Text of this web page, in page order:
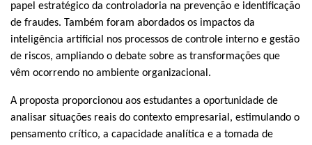
papel estratégico da controladoria na prevenção e identificação
de fraudes. Também foram abordados os impactos da
inteligência artificial nos processos de controle interno e gestão
de riscos, ampliando o debate sobre as transformações que
vêm ocorrendo no ambiente organizacional.
A proposta proporcionou aos estudantes a oportunidade de
analisar situações reais do contexto empresarial, estimulando o
pensamento crítico, a capacidade analítica e a tomada de